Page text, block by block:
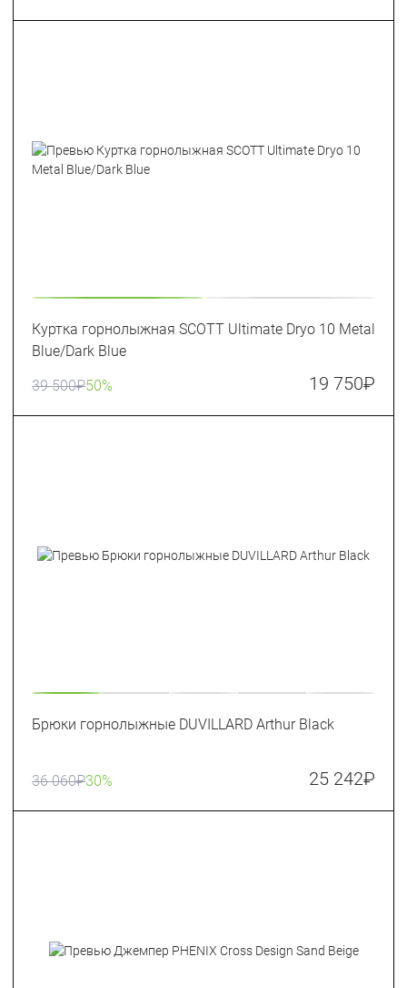
Куртка горнолыжная SCOTT Ultimate Dryo 10 Metal
Blue/Dark Blue
39 500₽50% 19 750₽
Брюки горнолыжные DUVILLARD Arthur Black
36 060₽30% 25 242₽